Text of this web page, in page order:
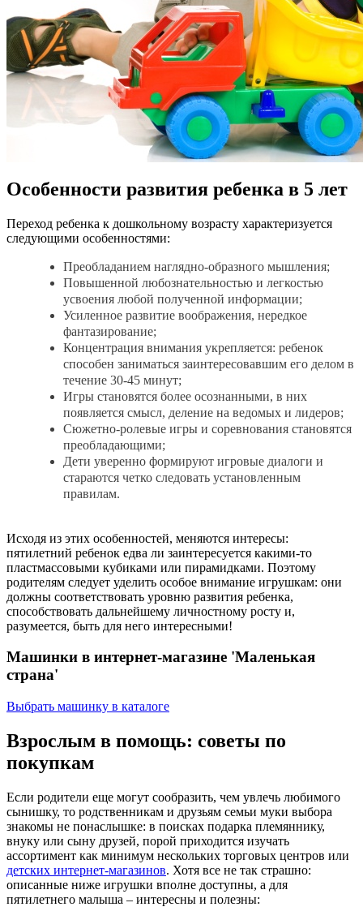
Особенности развития ребенка в 5 лет
Переход ребенка к дошкольному возрасту характеризуется
следующими особенностями:
Преобладанием наглядно-образного мышления;
Повышенной любознательностью и легкостью
усвоения любой полученной информации;
Усиленное развитие воображения, нередкое
фантазирование;
Концентрация внимания укрепляется: ребенок
способен заниматься заинтересовавшим его делом в
течение 30-45 минут;
Игры становятся более осознанными, в них
появляется смысл, деление на ведомых и лидеров;
Сюжетно-ролевые игры и соревнования становятся
преобладающими;
Дети уверенно формируют игровые диалоги и
стараются четко следовать установленным
правилам.
Исходя из этих особенностей, меняются интересы:
пятилетний ребенок едва ли заинтересуется какими-то
пластмассовыми кубиками или пирамидками. Поэтому
родителям следует уделить особое внимание игрушкам: они
должны соответствовать уровню развития ребенка,
способствовать дальнейшему личностному росту и,
разумеется, быть для него интересными!
Машинки в интернет-магазине 'Маленькая
страна'
Выбрать машинку в каталоге
Взрослым в помощь: советы по
покупкам
Если родители еще могут сообразить, чем увлечь любимого
сынишку, то родственникам и друзьям семьи муки выбора
знакомы не понаслышке: в поисках подарка племяннику,
внуку или сыну друзей, порой приходится изучать
ассортимент как минимум нескольких торговых центров или
детских интернет-магазинов. Хотя все не так страшно:
описанные ниже игрушки вполне доступны, а для
пятилетнего малыша – интересны и полезны: